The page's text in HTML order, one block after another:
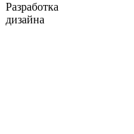
Разработка
дизайна